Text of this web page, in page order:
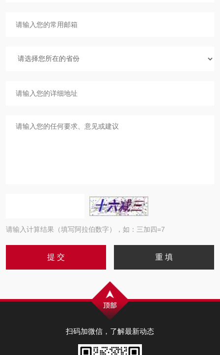
请输入计算结果（填写阿拉伯数字），如：三加四=7
扫码加微信，了解最新动态